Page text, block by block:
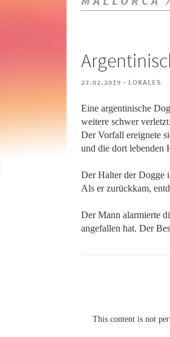
27.02.2019 - LOKALES
Eine argentinische
weitere schwer
Der Vorfall ereignete
und die dort lebenden
Der Halter der Dogge
Als er zurückkam,
Der Mann alarmierte
angefallen hat. Der
This content is not